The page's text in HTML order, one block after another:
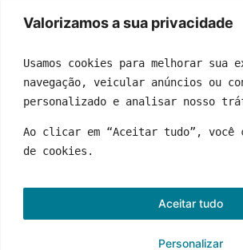
Valorizamos a sua privacidade
Usamos cookies para melhorar sua
navegação, veicular anúncios ou
personalizado e analisar nosso
Ao clicar em “Aceitar tudo”, você
de cookies.
Personalizar
Aceitar tudo